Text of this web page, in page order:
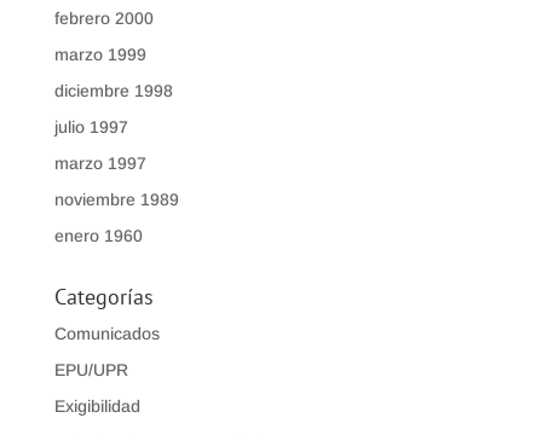
febrero 2000
marzo 1999
diciembre 1998
julio 1997
marzo 1997
noviembre 1989
enero 1960
Categorías
Comunicados
EPU/UPR
Exigibilidad